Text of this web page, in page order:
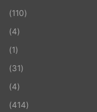
(110)
(4)
(1)
(31)
(4)
(414)